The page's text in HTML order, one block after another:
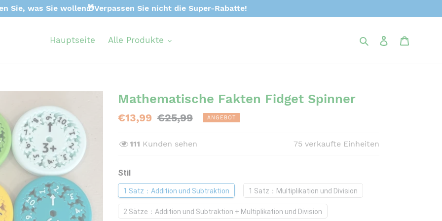
Sie, was Sie wollen🎁Verpassen Sie nicht die Super-Rabatte!
Hauptseite Alle Produkte SuchenEinloggen
Mathematische Fakten Fidget Spinner
Sonderpreis
€13,99 Normaler
€25,99 ANGEBOT
111 Kunden sehen 75 verkaufte Einheiten
Stil
1 Satz：Addition und Subtraktion 1 Satz：Multiplikation und Division
2 Sätze：Addition und Subtraktion + Multiplikation und Division